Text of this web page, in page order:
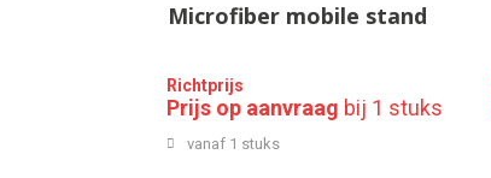
Microfiber mobile stand
Richtprijs
Prijs op aanvraag bij 1 stuks
vanaf 1 stuks